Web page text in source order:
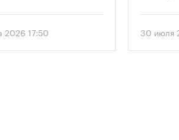
2026 года. Документ
количества
2026 17:50
метров.
30 июля